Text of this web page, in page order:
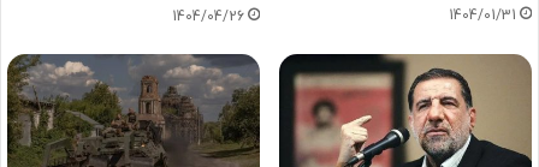
1404/01/31
1404/04/26